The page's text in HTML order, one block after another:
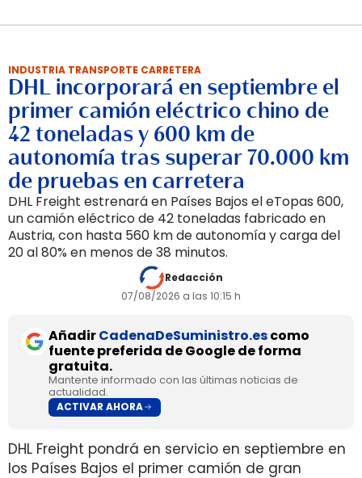
INDUSTRIA TRANSPORTE CARRETERA
DHL incorporará en septiembre el
primer camión eléctrico chino de
42 toneladas y 600 km de
autonomía tras superar 70.000 km
de pruebas en carretera
DHL Freight estrenará en Países Bajos el eTopas 600,
un camión eléctrico de 42 toneladas fabricado en
Austria, con hasta 560 km de autonomía y carga del
20 al 80% en menos de 38 minutos.
Redacción
07/08/2026 a las 10:15 h
AñadirCadenaDeSuministro.escomo
fuente preferida de Google de forma
gratuita.
Mantente informado con las últimas noticias de
actualidad.
ACTIVAR AHORA
DHL Freight pondrá en servicio en septiembre en
los Países Bajos el primer camión de gran